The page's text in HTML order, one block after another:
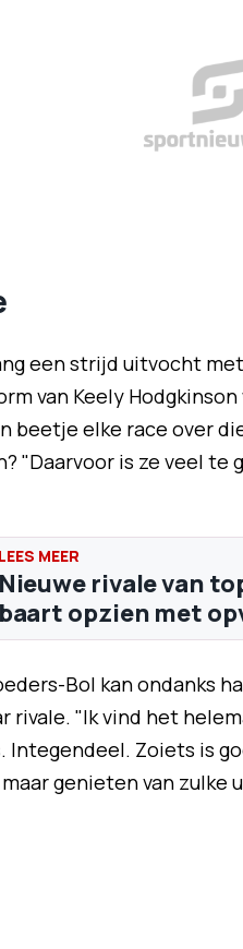
een strijd uitvocht
van Keely
beetje elke race over
"Daarvoor is ze veel
Nieuwe rivale van
baart opzien met
Bol kan ondanks
rivale. "Ik vind het
Integendeel. Zoiets is
genieten van